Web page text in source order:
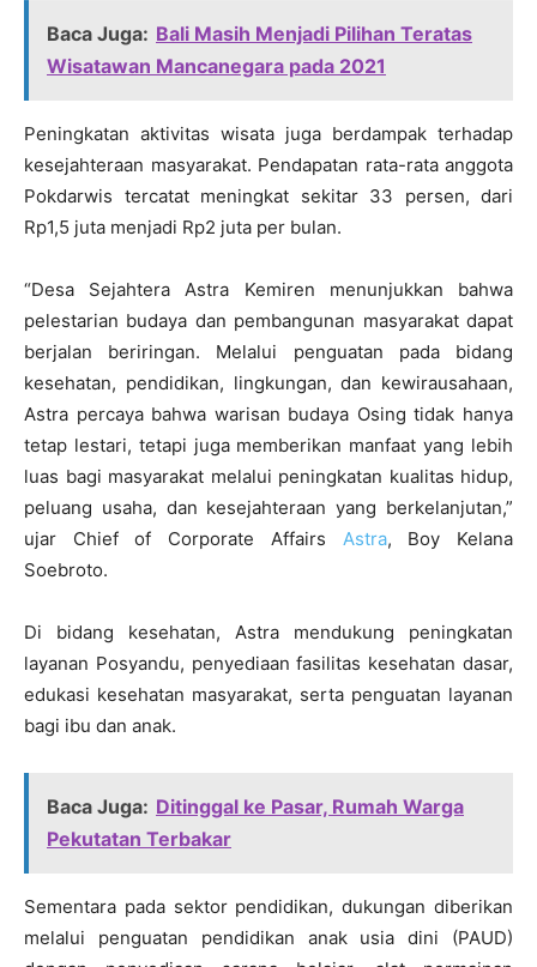
Baca Juga: Bali Masih Menjadi Pilihan Teratas
Wisatawan Mancanegara pada 2021
Peningkatan aktivitas wisata juga berdampak terhadap
kesejahteraan masyarakat. Pendapatan rata-rata anggota
Pokdarwis tercatat meningkat sekitar 33 persen, dari
Rp1,5 juta menjadi Rp2 juta per bulan.
“Desa Sejahtera Astra Kemiren menunjukkan bahwa
pelestarian budaya dan pembangunan masyarakat dapat
berjalan beriringan. Melalui penguatan pada bidang
kesehatan, pendidikan, lingkungan, dan kewirausahaan,
Astra percaya bahwa warisan budaya Osing tidak hanya
tetap lestari, tetapi juga memberikan manfaat yang lebih
luas bagi masyarakat melalui peningkatan kualitas hidup,
peluang usaha, dan kesejahteraan yang berkelanjutan,”
ujar Chief of Corporate Affairs Astra, Boy Kelana
Soebroto.
Di bidang kesehatan, Astra mendukung peningkatan
layanan Posyandu, penyediaan fasilitas kesehatan dasar,
edukasi kesehatan masyarakat, serta penguatan layanan
bagi ibu dan anak.
Baca Juga: Ditinggal ke Pasar, Rumah Warga
Pekutatan Terbakar
Sementara pada sektor pendidikan, dukungan diberikan
melalui penguatan pendidikan anak usia dini (PAUD)